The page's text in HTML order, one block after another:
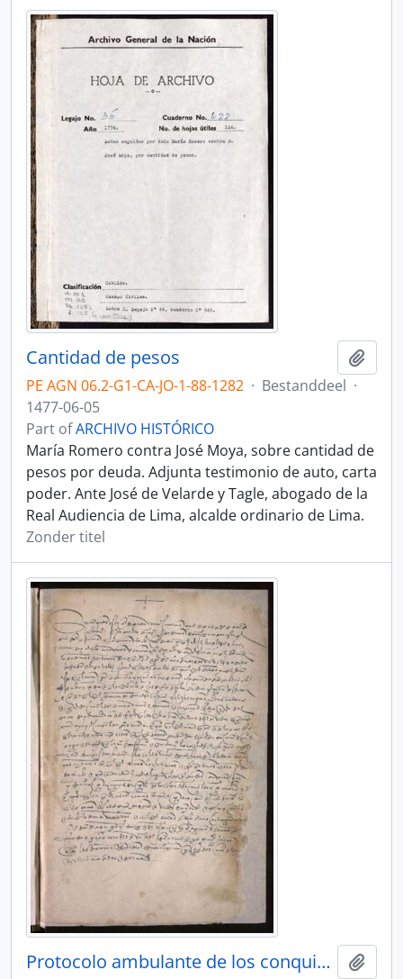
Cantidad de pesos
PE AGN 06.2-G1-CA-JO-1-88-1282 · Bestanddeel ·
1477-06-05
Part ofARCHIVO HISTÓRICO
María Romero contra José Moya, sobre cantidad de
pesos por deuda. Adjunta testimonio de auto, carta
poder. Ante José de Velarde y Tagle, abogado de la
Real Audiencia de Lima, alcalde ordinario de Lima.
Zonder titel
Protocolo ambulante de los conquistadores